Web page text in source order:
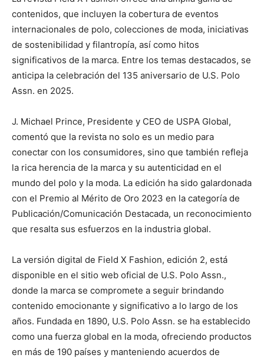
contenidos, que incluyen la cobertura de eventos
internacionales de polo, colecciones de moda, iniciativas
de sostenibilidad y filantropía, así como hitos
significativos de la marca. Entre los temas destacados, se
anticipa la celebración del 135 aniversario de U.S. Polo
Assn. en 2025.
J. Michael Prince, Presidente y CEO de USPA Global,
comentó que la revista no solo es un medio para
conectar con los consumidores, sino que también refleja
la rica herencia de la marca y su autenticidad en el
mundo del polo y la moda. La edición ha sido galardonada
con el Premio al Mérito de Oro 2023 en la categoría de
Publicación/Comunicación Destacada, un reconocimiento
que resalta sus esfuerzos en la industria global.
La versión digital de Field X Fashion, edición 2, está
disponible en el sitio web oficial de U.S. Polo Assn.,
donde la marca se compromete a seguir brindando
contenido emocionante y significativo a lo largo de los
años. Fundada en 1890, U.S. Polo Assn. se ha establecido
como una fuerza global en la moda, ofreciendo productos
en más de 190 países y manteniendo acuerdos de